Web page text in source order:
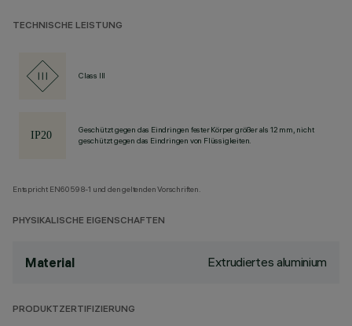
TECHNISCHE LEISTUNG
Class III
Geschützt gegen das Eindringen fester Körper größer als 12 mm, nicht
geschützt gegen das Eindringen von Flüssigkeiten.
Entspricht EN60598-1 und den geltenden Vorschriften.
PHYSIKALISCHE EIGENSCHAFTEN
Material Extrudiertes aluminium
PRODUKTZERTIFIZIERUNG